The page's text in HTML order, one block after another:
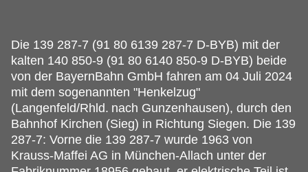
Die 139 287-7 (91 80 6139 287-7 D-BYB) mit der
kalten 140 850-9 (91 80 6140 850-9 D-BYB) beide
von der BayernBahn GmbH fahren am 04 Juli 2024
mit dem sogenannten "Henkelzug"
(Langenfeld/Rhld. nach Gunzenhausen), durch den
Bahnhof Kirchen (Sieg) in Richtung Siegen. Die 139
287-7: Vorne die 139 287-7 wurde 1963 von
Krauss-Maffei AG in München-Allach unter der